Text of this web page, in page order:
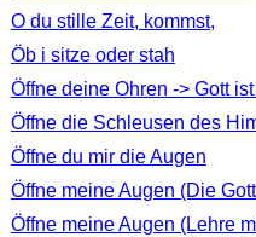
O du stille Zeit, kommst,
Öb i sitze oder stah
Öffne deine Ohren -> Gott
Öffne die Schleusen des
Öffne du mir die Augen
Öffne meine Augen (Die
Öffne meine Augen (Lehre